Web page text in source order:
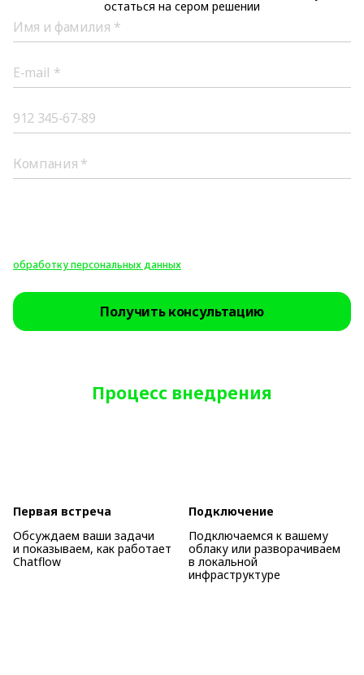
остаться на сером решении
обработку персональных данных
Получить консультацию
Процесс внедрения
Первая встреча
Обсуждаем ваши задачи
и показываем, как работает
Chatflow
Подключение
Подключаемся к вашему
облаку или разворачиваем
в локальной
инфраструктуре